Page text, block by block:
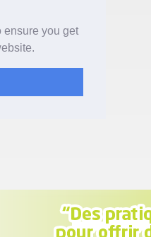
ensure you get